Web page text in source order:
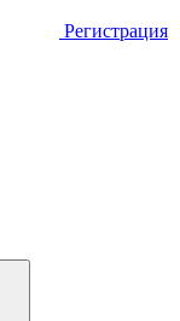
Регистрация